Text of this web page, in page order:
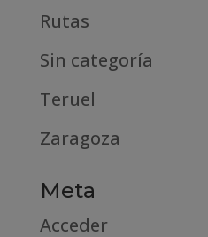
Rutas
Sin categoría
Teruel
Zaragoza
Meta
Acceder